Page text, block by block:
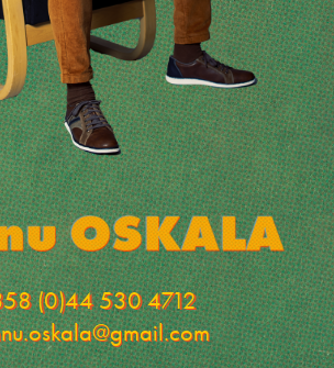
(0)44 530 4712